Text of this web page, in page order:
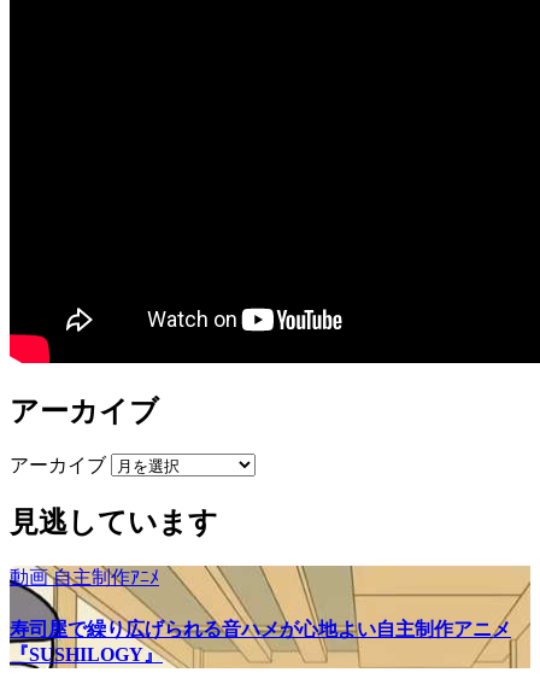
アーカイブ
アーカイブ
見逃しています
動画自主制作ｱﾆﾒ
寿司屋で繰り広げられる音ハメが心地よい自主制作アニメ
『SUSHILOGY』